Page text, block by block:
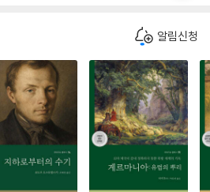
알림신청